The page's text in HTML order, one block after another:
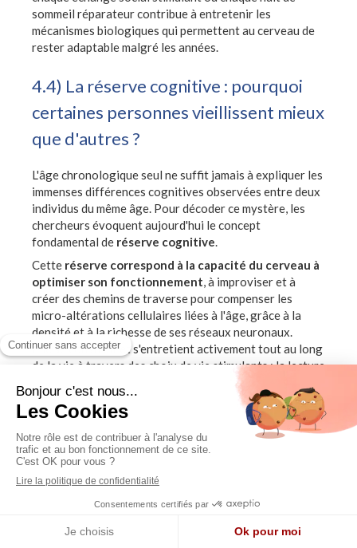
sommeil réparateur contribue à entretenir les
mécanismes biologiques qui permettent au cerveau de
rester adaptable malgré les années.
4.4) La réserve cognitive : pourquoi
certaines personnes vieillissent mieux
que d'autres ?
L'âge chronologique seul ne suffit jamais à expliquer les
immenses différences cognitives observées entre deux
individus du même âge. Pour décoder ce mystère, les
chercheurs évoquent aujourd'hui le concept
fondamental de réserve cognitive.
Cette réserve correspond à la capacité du cerveau à
optimiser son fonctionnement, à improviser et à
créer des chemins de traverse pour compenser les
micro-altérations cellulaires liées à l'âge, grâce à la
densité et à la richesse de ses réseaux neuronaux.
Elle se construit et s'entretient activement tout au long
de la vie à travers des choix de vie stimulants : la lecture
régulière, l'apprentissage permanent de nouvelles
compétences en rupture avec notre routine (une langue
étrangère, un instrument de musique), le maintien d'une
activité physique régulière (qui stimule la libération de
facteurs neurotrophiques comme le BDNF), ainsi que la
richesse des relations sociales et la curiosité d'esprit.
Avertissement de sécurité
Les dosages et protocoles d'accompagnement